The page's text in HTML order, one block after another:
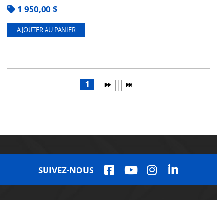
1 950,00 $
AJOUTER AU PANIER
1
SUIVEZ-NOUS